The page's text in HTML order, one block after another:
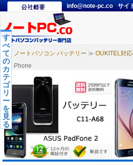
info@note-pc.co サイ
ノートパソコン バッテリー ≫ OUKITEL対
Phone
す
べ
て
の
カ
テ
ゴ
リ
ー
を
見
る